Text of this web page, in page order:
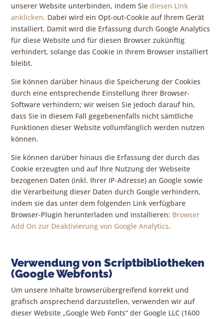
unserer Website unterbinden, indem Siediesen Link
anklicken. Dabei wird ein Opt-out-Cookie auf Ihrem Gerät
installiert. Damit wird die Erfassung durch Google Analytics
für diese Website und für diesen Browser zukünftig
verhindert, solange das Cookie in Ihrem Browser installiert
bleibt.
Sie können darüber hinaus die Speicherung der Cookies
durch eine entsprechende Einstellung Ihrer Browser-
Software verhindern; wir weisen Sie jedoch darauf hin,
dass Sie in diesem Fall gegebenenfalls nicht sämtliche
Funktionen dieser Website vollumfänglich werden nutzen
können.
Sie können darüber hinaus die Erfassung der durch das
Cookie erzeugten und auf Ihre Nutzung der Webseite
bezogenen Daten (inkl. Ihrer IP-Adresse) an Google sowie
die Verarbeitung dieser Daten durch Google verhindern,
indem sie das unter dem folgenden Link verfügbare
Browser-Plugin herunterladen und installieren: Browser
Add On zur Deaktivierung von Google Analytics.
Verwendung von Scriptbibliotheken
(Google Webfonts)
Um unsere Inhalte browserübergreifend korrekt und
grafisch ansprechend darzustellen, verwenden wir auf
dieser Website „Google Web Fonts“ der Google LLC (1600